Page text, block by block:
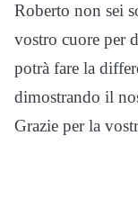
Roberto non sei
vostro cuore per
potrà fare la
dimostrando il
Grazie per la